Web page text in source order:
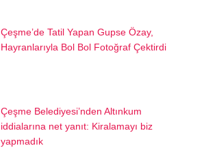
Çeşme’de Tatil Yapan Gupse Özay,
Hayranlarıyla Bol Bol Fotoğraf Çektirdi
Çeşme Belediyesi’nden Altınkum
iddialarına net yanıt: Kiralamayı biz
yapmadık